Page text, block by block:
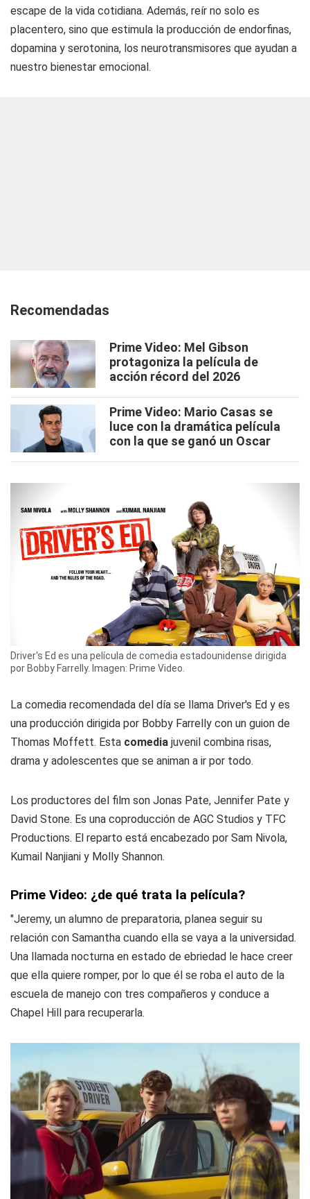
escape de la vida cotidiana. Además, reír no solo es
placentero, sino que estimula la producción de endorfinas,
dopamina y serotonina, los neurotransmisores que ayudan a
nuestro bienestar emocional.
Recomendadas
Prime Video: Mel Gibson
protagoniza la película de
acción récord del 2026
Prime Video: Mario Casas se
luce con la dramática película
con la que se ganó un Oscar
Driver's Ed es una película de comedia estadounidense dirigida
por Bobby Farrelly. Imagen: Prime Video.
La comedia recomendada del día se llama Driver's Ed y es
una producción dirigida por Bobby Farrelly con un guion de
Thomas Moffett. Esta comedia juvenil combina risas,
drama y adolescentes que se animan a ir por todo.
Los productores del film son Jonas Pate, Jennifer Pate y
David Stone. Es una coproducción de AGC Studios y TFC
Productions. El reparto está encabezado por Sam Nivola,
Kumail Nanjiani y Molly Shannon.
Prime Video: ¿de qué trata la película?
"Jeremy, un alumno de preparatoria, planea seguir su
relación con Samantha cuando ella se vaya a la universidad.
Una llamada nocturna en estado de ebriedad le hace creer
que ella quiere romper, por lo que él se roba el auto de la
escuela de manejo con tres compañeros y conduce a
Chapel Hill para recuperarla.